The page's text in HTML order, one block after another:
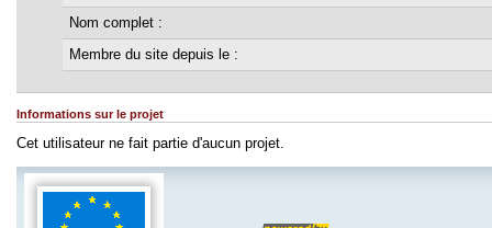
Nom complet :
Membre du site depuis le :
Informations sur le projet
Cet utilisateur ne fait partie d'aucun projet.